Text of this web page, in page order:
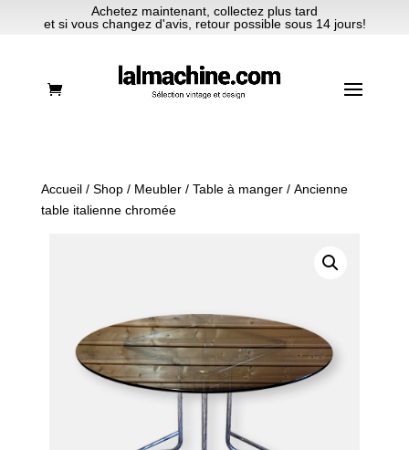
Achetez maintenant, collectez plus tard
et si vous changez d'avis, retour possible sous 14 jours!
Accueil/ Shop/ Meubler/ Table à manger/ Ancienne
table italienne chromée